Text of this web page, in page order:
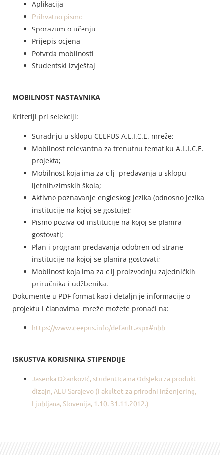
Aplikacija
Prihvatno pismo
Sporazum o učenju
Prijepis ocjena
Potvrda mobilnosti
Studentski izvještaj
MOBILNOST NASTAVNIKA
Kriteriji pri selekciji:
Suradnju u sklopu CEEPUS A.L.I.C.E. mreže;
Mobilnost relevantna za trenutnu tematiku A.L.I.C.E.
projekta;
Mobilnost koja ima za cilj predavanja u sklopu
ljetnih/zimskih škola;
Aktivno poznavanje engleskog jezika (odnosno jezika
institucije na kojoj se gostuje);
Pismo poziva od institucije na kojoj se planira
gostovati;
Plan i program predavanja odobren od strane
institucije na kojoj se planira gostovati;
Mobilnost koja ima za cilj proizvodnju zajedničkih
priručnika i udžbenika.
Dokumente u PDF format kao i detaljnije informacije o
projektu i članovima mreže možete pronaći na:
https://www.ceepus.info/default.aspx#nbb
ISKUSTVA KORISNIKA STIPENDIJE
Jasenka Džanković, studentica na Odsjeku za produkt
dizajn, ALU Sarajevo (Fakultet za prirodni inženjering,
Ljubljana, Slovenija, 1.10.-31.11.2012.)